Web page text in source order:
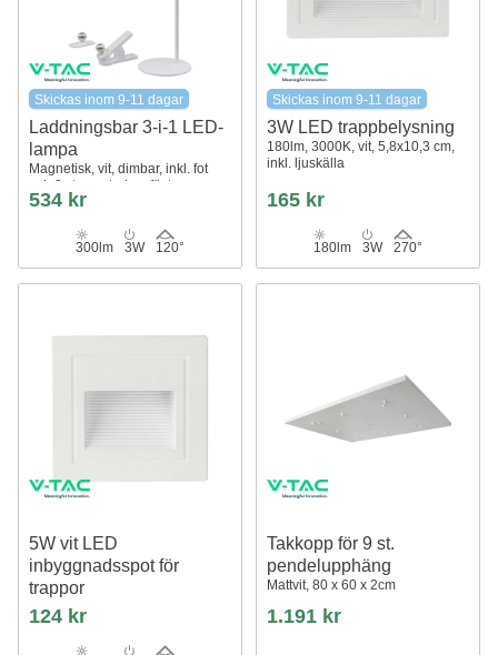
Skickas inom 9-11 dagar
Laddningsbar 3-i-1 LED-
lampa
Magnetisk, vit, dimbar, inkl. fot
och 2 st. monteringsfästen
534 kr
300lm 3W 120°
Skickas inom 9-11 dagar
3W LED trappbelysning
180lm, 3000K, vit, 5,8x10,3 cm,
inkl. ljuskälla
165 kr
180lm 3W 270°
5W vit LED
inbyggnadsspot för
trappor
IP65, 3000K, kvadratisk,
aluminium
124 kr
Takkopp för 9 st.
pendelupphäng
Mattvit, 80 x 60 x 2cm
1.191 kr